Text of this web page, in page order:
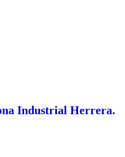
Industrial Herrera.